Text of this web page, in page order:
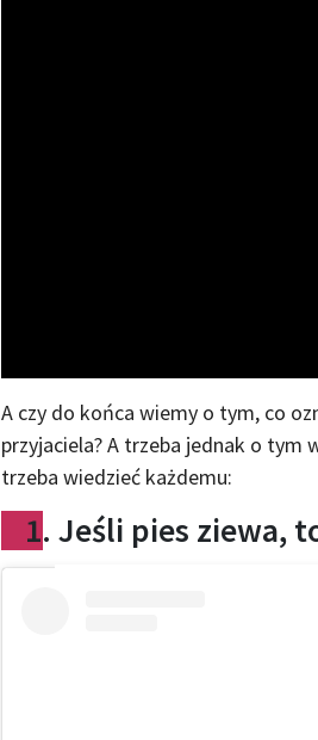
A czy do końca wiemy o tym, co
przyjaciela? A trzeba jednak o tym
trzeba wiedzieć każdemu:
1. Jeśli pies ziewa,